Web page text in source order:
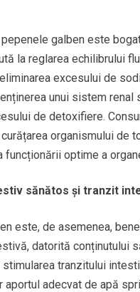
galben este
la reglarea echilibrului
excesului de
unui sistem renal
de detoxifiere.
organismului de
funcționării optime a
sănătos și tranzit
este, de asemenea,
datorită conținutului
stimularea tranzitului
aportul adecvat de apă